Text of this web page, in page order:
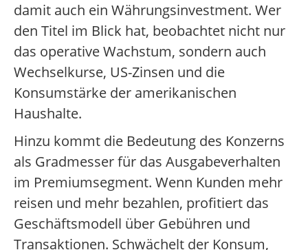
damit auch ein Währungsinvestment. Wer
den Titel im Blick hat, beobachtet nicht nur
das operative Wachstum, sondern auch
Wechselkurse, US-Zinsen und die
Konsumstärke der amerikanischen
Haushalte.
Hinzu kommt die Bedeutung des Konzerns
als Gradmesser für das Ausgabeverhalten
im Premiumsegment. Wenn Kunden mehr
reisen und mehr bezahlen, profitiert das
Geschäftsmodell über Gebühren und
Transaktionen. Schwächelt der Konsum,